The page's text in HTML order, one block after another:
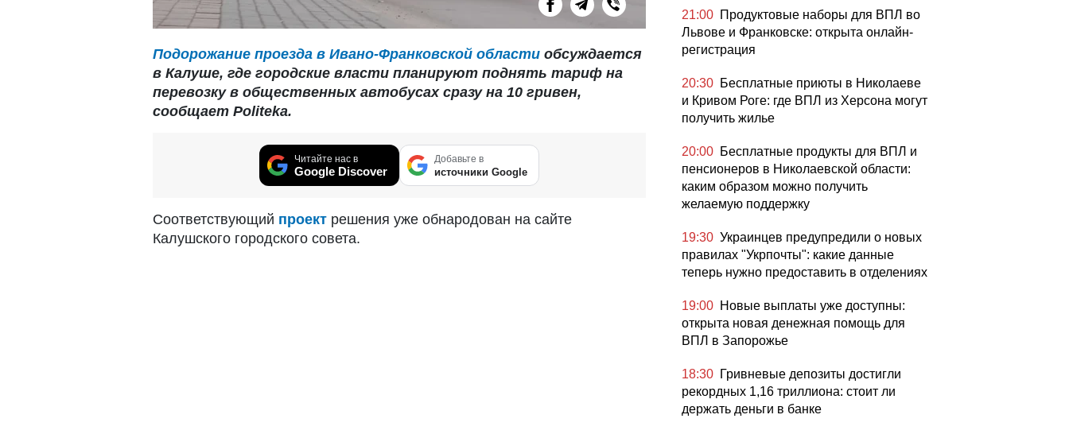
Подорожание проезда в Ивано-Франковской области обсуждается
в Калуше, где городские власти планируют поднять тариф на
перевозку в общественных автобусах сразу на 10 гривен,
сообщает Politeka.
Читайте нас в
Google Discover
Добавьте в
источники Google
Соответствующий проект решения уже обнародован на сайте
Калушского городского совета.
21:00 Продуктовые наборы для ВПЛ во
Львове и Франковске: открыта онлайн-
регистрация
20:30 Бесплатные приюты в Николаеве
и Кривом Роге: где ВПЛ из Херсона могут
получить жилье
20:00 Бесплатные продукты для ВПЛ и
пенсионеров в Николаевской области:
каким образом можно получить
желаемую поддержку
19:30 Украинцев предупредили о новых
правилах "Укрпочты": какие данные
теперь нужно предоставить в отделениях
19:00 Новые выплаты уже доступны:
открыта новая денежная помощь для
ВПЛ в Запорожье
18:30 Гривневые депозиты достигли
рекордных 1,16 триллиона: стоит ли
держать деньги в банке